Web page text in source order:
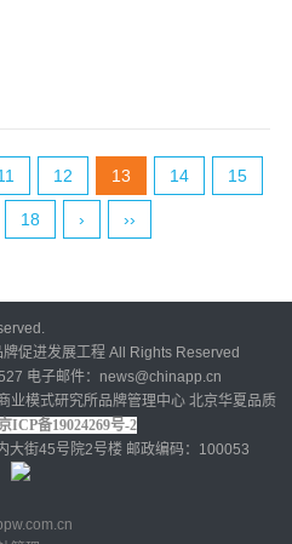
12 13 14 15
18 › ››
促进发展工程 All Rights Reserved
电子邮件：news@chinapp.cn
业模式研究所品牌管理中心 北京华夏品质
ICP备19024269号-2
大街45号院2号楼 邮政编码：100053